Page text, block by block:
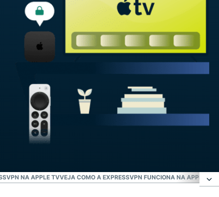
NA APPLE TVVEJA COMO A EXPRESSVPN FUNCIONA NA APPLE TV